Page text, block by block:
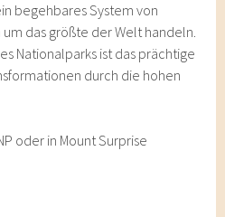
begehbares System von
um das größte der Welt handeln.
Nationalparks ist das prächtige
durch die hohen
oder in Mount Surprise